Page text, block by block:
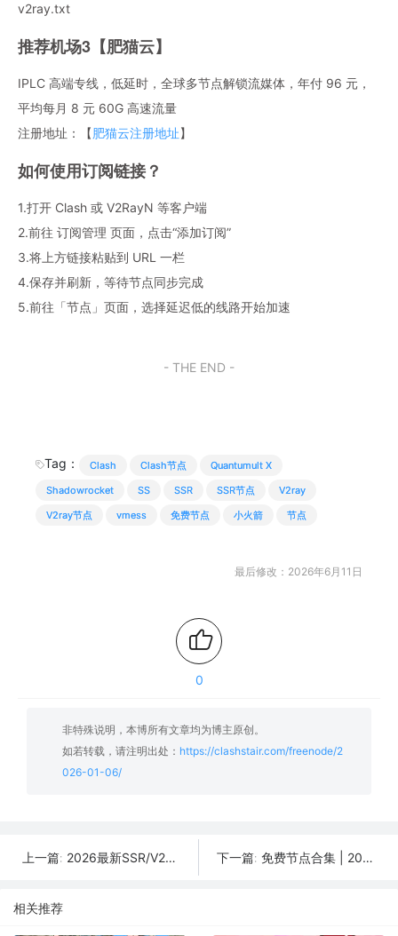
v2ray.txt
推荐机场3【肥猫云】
IPLC 高端专线，低延时，全球多节点解锁流媒体，年付 96 元，
平均每月 8 元 60G 高速流量
注册地址：【肥猫云注册地址】
如何使用订阅链接？
1.打开 Clash 或 V2RayN 等客户端
2.前往 订阅管理 页面，点击“添加订阅”
3.将上方链接粘贴到 URL 一栏
4.保存并刷新，等待节点同步完成
5.前往「节点」页面，选择延迟低的线路开始加速
- THE END -
Tag： Clash Clash节点
Quantumult X
Shadowrocket
SS SSR SSR节点
V2ray
V2ray节点
vmess 免费节点 小火箭 节点
最后修改：2026年6月11日
0
非特殊说明，本博所有文章均为博主原创。
如若转载，请注明出处： https://clashstair.com/freenode/2
026-01-06/
上一篇: 2026最新SSR/V2Ray/Clash免费节点 | 01月07日可用订阅 下一篇: 免费节点合集 | 2026年01月05日SSR/V2Ray/Clash订阅整理
相关推荐